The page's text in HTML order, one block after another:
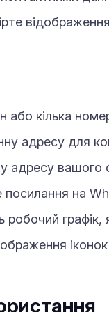
кілька
адресу для
адресу вашого
на
графік,